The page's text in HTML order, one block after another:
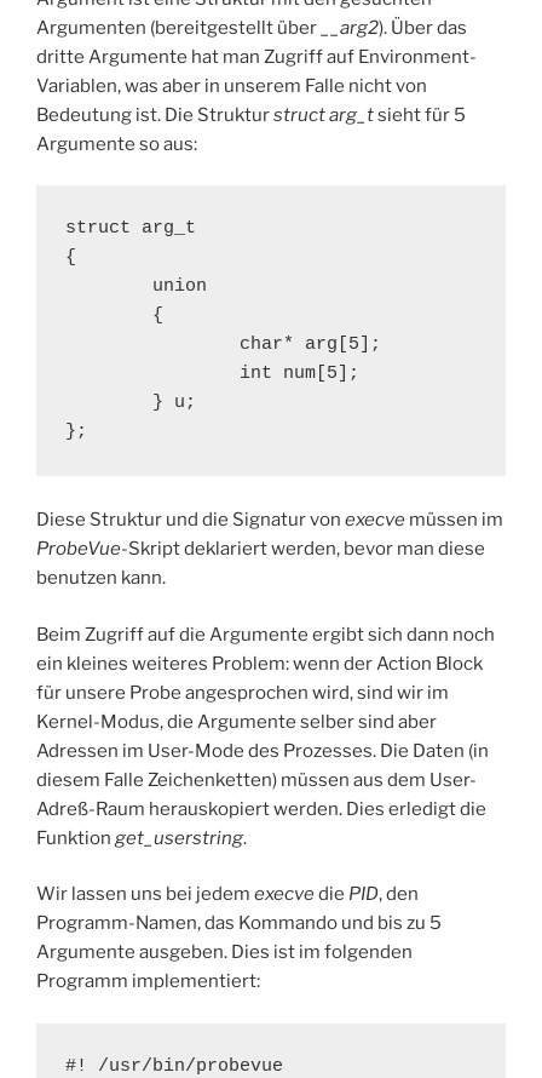
Argumenten (bereitgestellt über
__arg2). Über das
dritte Argumente hat man Zugriff auf Environment-
Variablen, was aber in unserem Falle nicht von
Bedeutung ist. Die Strukturstruct arg_tsieht für 5
Argumente so aus:
struct arg_t
{
union
{
char* arg[5];
int num[5];
} u;
};
Diese Struktur und die Signatur von execve müssen im
ProbeVue-Skript deklariert werden, bevor man diese
benutzen kann.
Beim Zugriff auf die Argumente ergibt sich dann noch
ein kleines weiteres Problem: wenn der Action Block
für unsere Probe angesprochen wird, sind wir im
Kernel-Modus, die Argumente selber sind aber
Adressen im User-Mode des Prozesses. Die Daten (in
diesem Falle Zeichenketten) müssen aus dem User-
Adreß-Raum herauskopiert werden. Dies erledigt die
Funktion get_userstring.
Wir lassen uns bei jedem execvedie PID, den
Programm-Namen, das Kommando und bis zu 5
Argumente ausgeben. Dies ist im folgenden
Programm implementiert:
#! /usr/bin/probevue